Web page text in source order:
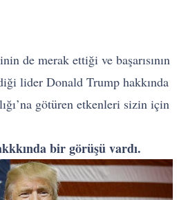
de merak ettiği ve başarısının
lider Donald Trump hakkında
götüren etkenleri sizin için
bir görüşü vardı.